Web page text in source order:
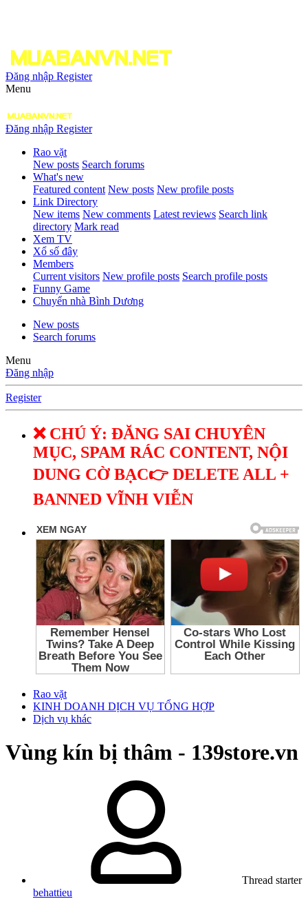
Đăng nhập Register
Menu
Đăng nhập Register
Rao vặt
New posts Search forums
What's new
Featured content New posts New profile posts
Link Directory
New items New comments Latest reviews Search link
directory Mark read
Xem TV
Xổ số đây
Members
Current visitors New profile posts Search profile posts
Funny Game
Chuyển nhà Bình Dương
New posts
Search forums
Menu
Đăng nhập
Register
❌ CHÚ Ý: ĐĂNG SAI CHUYÊN
MỤC, SPAM RÁC CONTENT, NỘI
DUNG CỜ BẠC👉 DELETE ALL +
BANNED VĨNH VIỄN
Rao vặt
KINH DOANH DỊCH VỤ TỔNG HỢP
Dịch vụ khác
Vùng kín bị thâm - 139store.vn
Thread starter
behattieu